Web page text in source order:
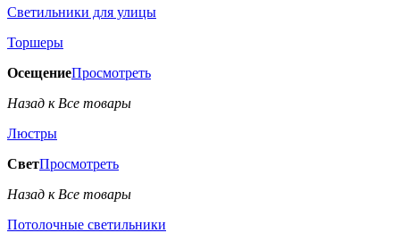
Светильники для улицы
Торшеры
ОсещениеПросмотреть
Назад к Все товары
Люстры
СветПросмотреть
Назад к Все товары
Потолочные светильники